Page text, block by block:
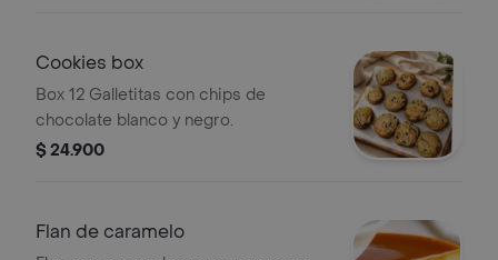
Cookies box
Box 12 Galletitas con chips de
chocolate blanco y negro.
$ 24.900
Flan de caramelo